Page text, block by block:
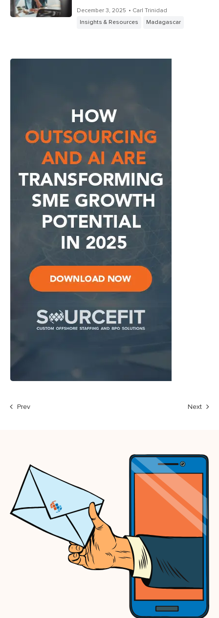
December 3, 2025 • Carl Trinidad
Insights & Resources
Madagascar
Prev Next